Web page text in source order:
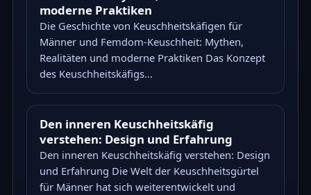
moderne Praktiken
Die Geschichte von Keuschheitskäfigen für
Männer und Femdom-Keuschheit: Mythen,
Realitäten und moderne Praktiken Das Konzept
des Keuschheitskäfigs...
Den inneren Keuschheitskäfig
verstehen: Design und Erfahrung
Den inneren Keuschheitskäfig verstehen: Design
und Erfahrung Die Welt der Keuschheitsgürtel
für Männer hat sich weiterentwickelt und